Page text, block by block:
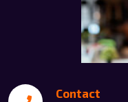
Contact